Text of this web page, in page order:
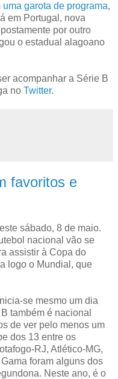
garota de programa,
em Portugal, nova
por outro
o estadual alagoano
acompanhar a Série B
no Twitter.
favoritos e
sábado, 8 de maio.
nacional vão se
assistir à Copa do
logo o Mundial, que
se mesmo um dia
também é nacional
de ver pelo menos um
dos 13 entre os
RJ, Atlético-MG,
foram alguns dos
Neste ano, é o